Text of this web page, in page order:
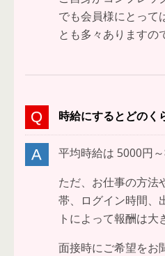
でも会員様にとって
とも多々ありますの
時給にするとどのく
平均時給は 5000円～
ただ、お仕事の方法
帯、ログイン時間、
トによって報酬は大
面接時にご希望をお